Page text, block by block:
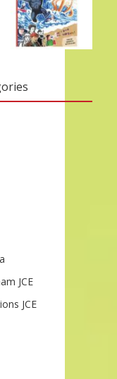
JCE
JCE